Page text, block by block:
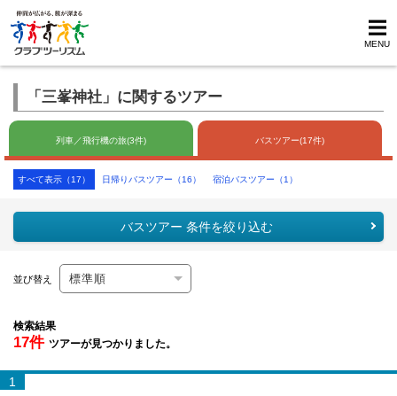
MENU
「三峯神社」に関するツアー
列車／飛行機の旅(3件) バスツアー(17件)
すべて表示（17） 日帰りバスツアー（16） 宿泊バスツアー（1）
バスツアー 条件を絞り込む
並び替え
検索結果
17件 ツアーが見つかりました。
1